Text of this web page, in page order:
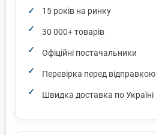
15 років на ринку
30 000+ товарів
Офіційні постачальники
Перевірка перед відправкою
Швидка доставка по Україні